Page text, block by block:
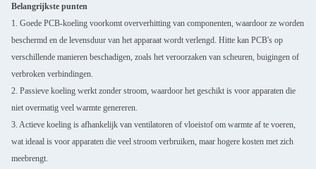
Belangrijkste punten
1. Goede PCB-koeling voorkomt oververhitting van componenten, waardoor ze worden
beschermd en de levensduur van het apparaat wordt verlengd. Hitte kan PCB's op
verschillende manieren beschadigen, zoals het veroorzaken van scheuren, buigingen of
verbroken verbindingen.
2. Passieve koeling werkt zonder stroom, waardoor het geschikt is voor apparaten die
niet overmatig veel warmte genereren.
3. Actieve koeling is afhankelijk van ventilatoren of vloeistof om warmte af te voeren,
wat ideaal is voor apparaten die veel stroom verbruiken, maar hogere kosten met zich
meebrengt.